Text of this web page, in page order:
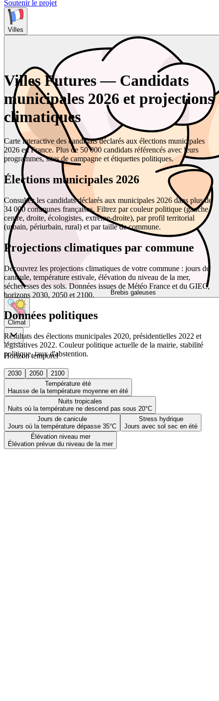
Soutenir le projet
Villes
Brebis galeuses
Climat
Horizon temporel
2030 2050
2100
Température été
Hausse de la température moyenne en été
Nuits tropicales
Nuits où la température ne descend pas sous 20°C
Jours de canicule
Jours où la température dépasse 35°C
Stress hydrique
Jours avec sol sec en été
Élévation niveau mer
Élévation prévue du niveau de la mer
Villes Futures — Candidats
municipales 2026 et projections
climatiques
Carte interactive des candidats déclarés aux élections municipales
2026 en France. Plus de 50 000 candidats référencés avec leurs
programmes, sites de campagne et étiquettes politiques.
Élections municipales 2026
Consultez les candidats déclarés aux municipales 2026 dans plus de
34 000 communes françaises. Filtrez par couleur politique (gauche,
centre, droite, écologistes, extrême-droite), par profil territorial
(urbain, périurbain, rural) et par taille de commune.
Projections climatiques par commune
Découvrez les projections climatiques de votre commune : jours de
canicule, température estivale, élévation du niveau de la mer,
sécheresses des sols. Données issues de Météo France et du GIEC,
horizons 2030, 2050 et 2100.
Données politiques
Résultats des élections municipales 2020, présidentielles 2022 et
législatives 2022. Couleur politique actuelle de la mairie, stabilité
politique, taux d'abstention.